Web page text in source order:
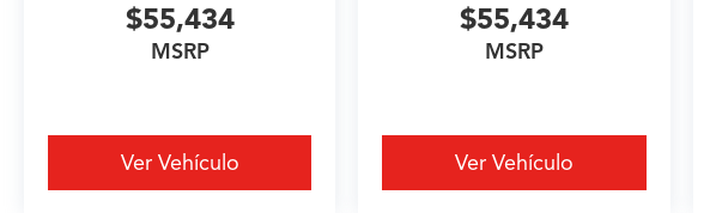
$55,434
MSRP
Ver Vehículo
$55,434
MSRP
Ver Vehículo